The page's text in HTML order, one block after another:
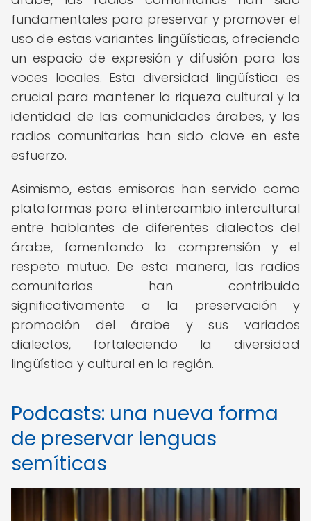
fundamentales para preservar y promover el
uso de estas variantes lingüísticas, ofreciendo
un espacio de expresión y difusión para las
voces locales. Esta diversidad lingüística es
crucial para mantener la riqueza cultural y la
identidad de las comunidades árabes, y las
radios comunitarias han sido clave en este
esfuerzo.
Asimismo, estas emisoras han servido como
plataformas para el intercambio intercultural
entre hablantes de diferentes dialectos del
árabe, fomentando la comprensión y el
respeto mutuo. De esta manera, las radios
comunitarias han contribuido
significativamente a la preservación y
promoción del árabe y sus variados
dialectos, fortaleciendo la diversidad
lingüística y cultural en la región.
Podcasts: una nueva forma
de preservar lenguas
semíticas